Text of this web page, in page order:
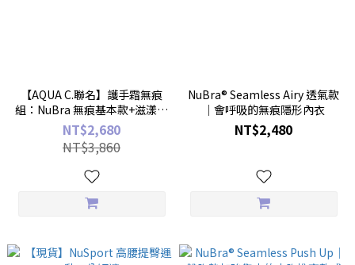
【AQUA C.聯名】護手霜無痕
組：NuBra 無痕基本款+滋漾護
手霜 2入組
NT$2,680
NT$3,860
NuBra® Seamless Airy 透氣款
｜會呼吸的無痕隱形內衣
NT$2,480